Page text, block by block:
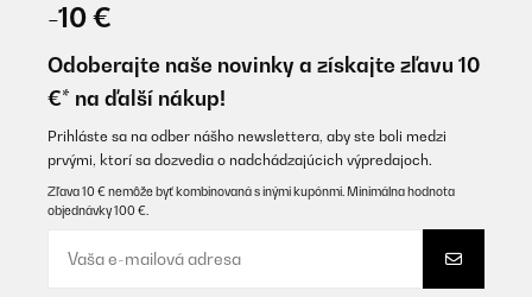
-10 €
Odoberajte naše novinky a získajte zľavu 10
€* na ďalší nákup!
Prihláste sa na odber nášho newslettera, aby ste boli medzi
prvými, ktorí sa dozvedia o nadchádzajúcich výpredajoch.
Zľava 10 € nemôže byť kombinovaná s inými kupónmi. Minimálna hodnota
objednávky 100 €.